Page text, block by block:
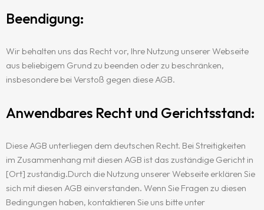
Beendigung:
Wir behalten uns das Recht vor, Ihre Nutzung unserer Webseite
aus beliebigem Grund zu beenden oder zu beschränken,
insbesondere bei Verstoß gegen diese AGB.
Anwendbares Recht und Gerichtsstand:
Diese AGB unterliegen dem deutschen Recht. Bei Streitigkeiten
im Zusammenhang mit diesen AGB ist das zuständige Gericht in
[Ort] zuständig.Durch die Nutzung unserer Webseite erklären Sie
sich mit diesen AGB einverstanden. Wenn Sie Fragen zu diesen
Bedingungen haben, kontaktieren Sie uns bitte unter